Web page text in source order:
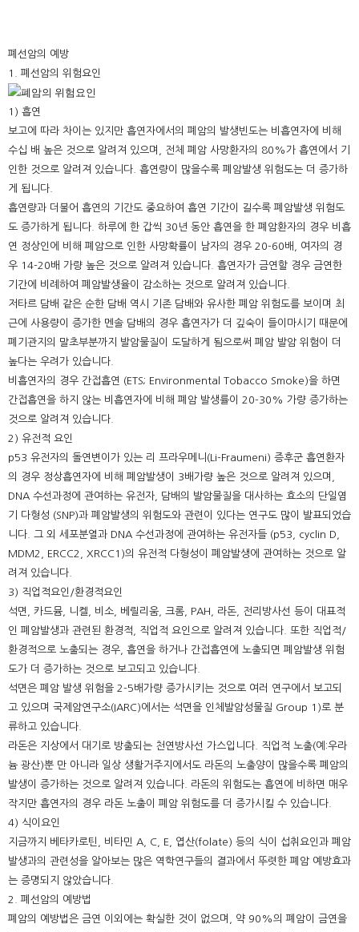
폐선암의 예방
1. 폐선암의 위험요인
1) 흡연
보고에 따라 차이는 있지만 흡연자에서의 폐암의 발생빈도는 비흡연자에 비해
수십 배 높은 것으로 알려져 있으며, 전체 폐암 사망환자의 80%가 흡연에서 기
인한 것으로 알려져 있습니다. 흡연량이 많을수록 폐암발생 위험도는 더 증가하
게 됩니다.
흡연량과 더불어 흡연의 기간도 중요하여 흡연 기간이 길수록 폐암발생 위험도
도 증가하게 됩니다. 하루에 한 갑씩 30년 동안 흡연을 한 폐암환자의 경우 비흡
연 정상인에 비해 폐암으로 인한 사망확률이 남자의 경우 20-60배, 여자의 경
우 14-20배 가량 높은 것으로 알려져 있습니다. 흡연자가 금연할 경우 금연한
기간에 비례하여 폐암발생율이 감소하는 것으로 알려져 있습니다.
저타르 담배 같은 순한 담배 역시 기존 담배와 유사한 폐암 위험도를 보이며 최
근에 사용량이 증가한 멘솔 담배의 경우 흡연자가 더 깊숙이 들이마시기 때문에
폐기관지의 말초부분까지 발암물질이 도달하게 됨으로써 폐암 발암 위험이 더
높다는 우려가 있습니다.
비흡연자의 경우 간접흡연 (ETS; Environmental Tobacco Smoke)을 하면
간접흡연을 하지 않는 비흡연자에 비해 폐암 발생률이 20-30% 가량 증가하는
것으로 알려져 있습니다.
2) 유전적 요인
p53 유전자의 돌연변이가 있는 리 프라우메니(Li-Fraumeni) 증후군 흡연환자
의 경우 정상흡연자에 비해 폐암발생이 3배가량 높은 것으로 알려져 있으며,
DNA 수선과정에 관여하는 유전자, 담배의 발암물질을 대사하는 효소의 단일염
기 다형성 (SNP)과 폐암발생의 위험도와 관련이 있다는 연구도 많이 발표되었습
니다. 그 외 세포분열과 DNA 수선과정에 관여하는 유전자들 (p53, cyclin D,
MDM2, ERCC2, XRCC1)의 유전적 다형성이 폐암발생에 관여하는 것으로 알
려져 있습니다.
3) 직업적요인/환경적요인
석면, 카드뮴, 니켈, 비소, 베릴리움, 크롬, PAH, 라돈, 전리방사선 등이 대표적
인 폐암발생과 관련된 환경적, 직업적 요인으로 알려져 있습니다. 또한 직업적/
환경적으로 노출되는 경우, 흡연을 하거나 간접흡연에 노출되면 폐암발생 위험
도가 더 증가하는 것으로 보고되고 있습니다.
석면은 폐암 발생 위험을 2-5배가량 증가시키는 것으로 여러 연구에서 보고되
고 있으며 국제암연구소(IARC)에서는 석면을 인체발암성물질 Group 1)로 분
류하고 있습니다.
라돈은 지상에서 대기로 방출되는 천연방사선 가스입니다. 직업적 노출(예:우라
늄 광산)뿐 만 아니라 일상 생활거주지에서도 라돈의 노출양이 많을수록 폐암의
발생이 증가하는 것으로 알려져 있습니다. 라돈의 위험도는 흡연에 비하면 매우
작지만 흡연자의 경우 라돈 노출이 폐암 위험도를 더 증가시킬 수 있습니다.
4) 식이요인
지금까지 베타카로틴, 비타민 A, C, E, 엽산(folate) 등의 식이 섭취요인과 폐암
발생과의 관련성을 알아보는 많은 역학연구들의 결과에서 뚜렷한 폐암 예방효과
는 증명되지 않았습니다.
2. 폐선암의 예방법
폐암의 예방법은 금연 이외에는 확실한 것이 없으며, 약 90%의 폐암이 금연을